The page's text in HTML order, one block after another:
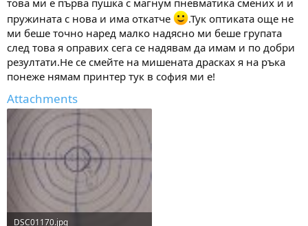
това ми е първа пушка с магнум пневматика смених и и
пружината с нова и има откатче
.Тук оптиката още не
ми беше точно наред малко надясно ми беше групата
след това я оправих сега се надявам да имам и по добри
резултати.Не се смейте на мишената драсках я на ръка
понеже нямам принтер тук в софия ми е!
Attachments
DSC01170.jpg